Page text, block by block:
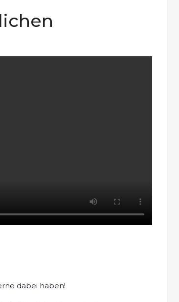
dabei haben!